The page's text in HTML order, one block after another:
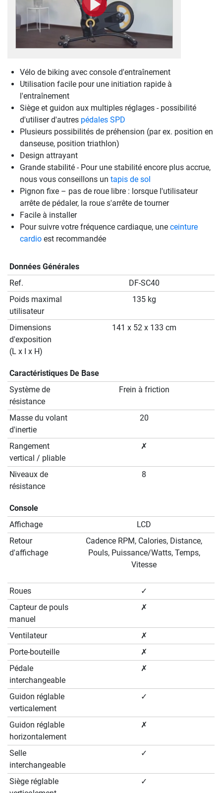
Vélo de biking avec console d'entraînement
Utilisation facile pour une initiation rapide à
l'entraînement
Siège et guidon aux multiples réglages - possibilité
d'utiliser d'autres pédales SPD
Plusieurs possibilités de préhension (par ex. position en
danseuse, position triathlon)
Design attrayant
Grande stabilité - Pour une stabilité encore plus accrue,
nous vous conseillons un tapis de sol
Pignon fixe – pas de roue libre : lorsque l'utilisateur
arrête de pédaler, la roue s'arrête de tourner
Facile à installer
Pour suivre votre fréquence cardiaque, une ceinture
cardio est recommandée
Données Générales
Ref.
DF-SC40
Poids maximal
utilisateur
135 kg
Dimensions
d'exposition
(L x I x H)
141 x 52 x 133 cm
Caractéristiques De Base
Système de
résistance
Frein à friction
Masse du volant
d'inertie
20
Rangement
vertical / pliable
✗
Niveaux de
résistance
8
Console
Affichage
LCD
Retour
d'affichage
Cadence RPM, Calories, Distance,
Pouls, Puissance/Watts, Temps,
Vitesse
Roues
✓
Capteur de pouls
manuel
✗
Ventilateur
✗
Porte-bouteille
✗
Pédale
interchangeable
✗
Guidon réglable
verticalement
✓
Guidon réglable
horizontalement
✗
Selle
interchangeable
✓
Siège réglable
✓